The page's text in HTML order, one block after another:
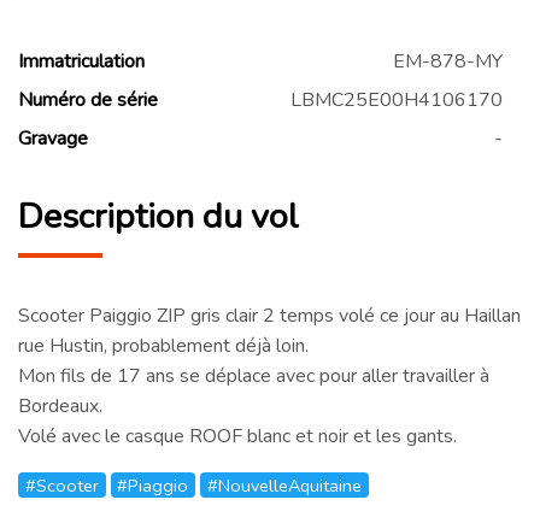
Immatriculation
EM-878-MY
Numéro de série
LBMC25E00H4106170
Gravage
-
Description du vol
Scooter Paiggio ZIP gris clair 2 temps volé ce jour au Haillan
rue Hustin, probablement déjà loin.
Mon fils de 17 ans se déplace avec pour aller travailler à
Bordeaux.
Volé avec le casque ROOF blanc et noir et les gants.
#Scooter #Piaggio #NouvelleAquitaine